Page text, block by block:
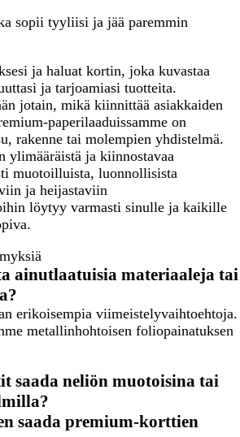
sopii tyyliisi ja jää paremmin
ja haluat kortin, joka kuvastaa
ja tarjoamiasi tuotteita.
jotain, mikä kiinnittää asiakkaiden
paperilaaduissamme on
rakenne tai molempien yhdistelmä.
ylimääräistä ja kiinnostavaa
muotoilluista, luonnollisista
ja heijastaviin
löytyy varmasti sinulle ja kaikille
ainutlaatuisia materiaaleja tai
erikoisempia viimeistelyvaihtoehtoja.
metallinhohtoisen foliopainatuksen
saada neliön muotoisina tai
saada premium-korttien